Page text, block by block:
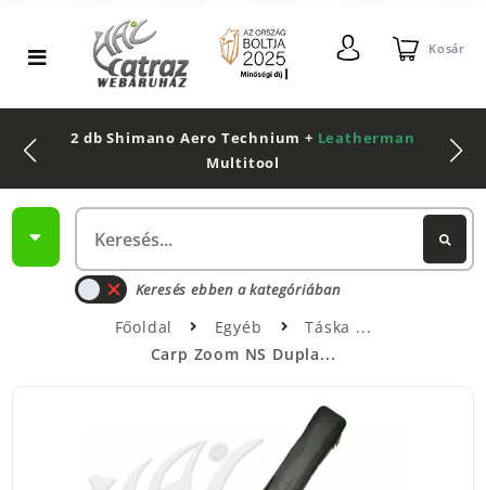
Kosár
2 db Shimano Aero Technium + Leatherman
Multitool
Keresés ebben a kategóriában
Főoldal Egyéb
Táska
Carp Zoom NS Dupla...